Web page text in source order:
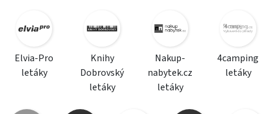
Elvia-Pro
letáky
Knihy
Dobrovský
letáky
Nakup-
nabytek.cz
letáky
4camping
letáky